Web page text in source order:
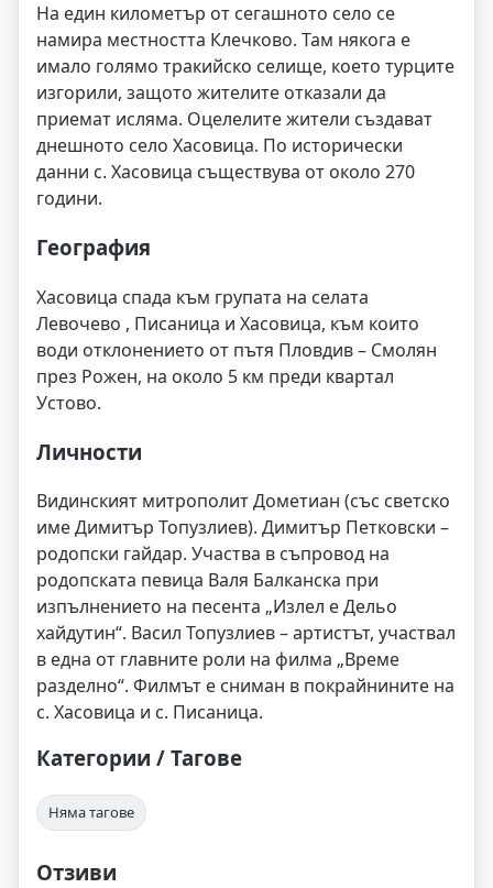
На един километър от сегашното село се
намира местността Клечково. Там някога е
имало голямо тракийско селище, което турците
изгорили, защото жителите отказали да
приемат исляма. Оцелелите жители създават
днешното село Хасовица. По исторически
данни с. Хасовица съществува от около 270
години.
География
Хасовица спада към групата на селата
Левочево , Писаница и Хасовица, към които
води отклонението от пътя Пловдив – Смолян
през Рожен, на около 5 км преди квартал
Устово.
Личности
Видинският митрополит Дометиан (със светско
име Димитър Топузлиев). Димитър Петковски –
родопски гайдар. Участва в съпровод на
родопската певица Валя Балканска при
изпълнението на песента „Излел е Дельо
хайдутин“. Васил Топузлиев – артистът, участвал
в една от главните роли на филма „Време
разделно“. Филмът е сниман в покрайнините на
с. Хасовица и с. Писаница.
Категории / Тагове
Няма тагове
Отзиви